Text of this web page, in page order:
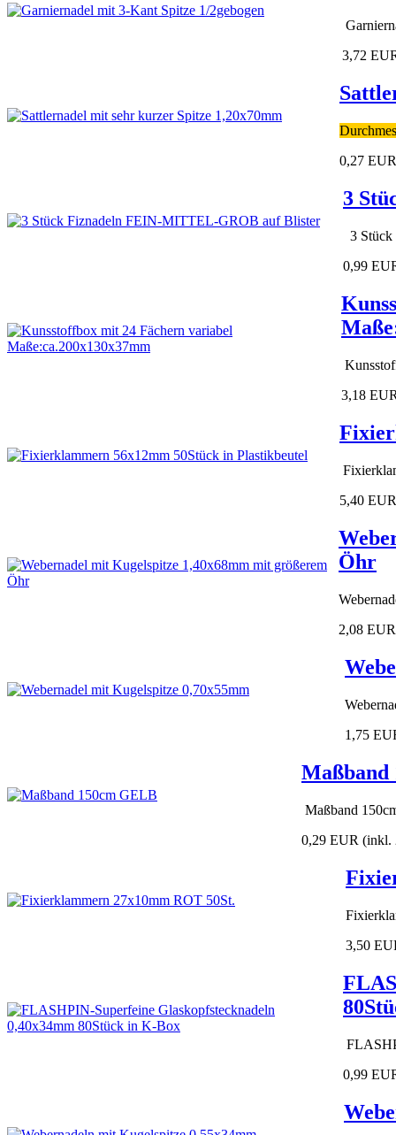
3,72
0,27 EUR
3
3
0,99
3,18
5,40 EUR
Öhr
2,08 EUR
1,75
Maßband
Maßband
0,29 EUR (inkl.
3,50
0,99